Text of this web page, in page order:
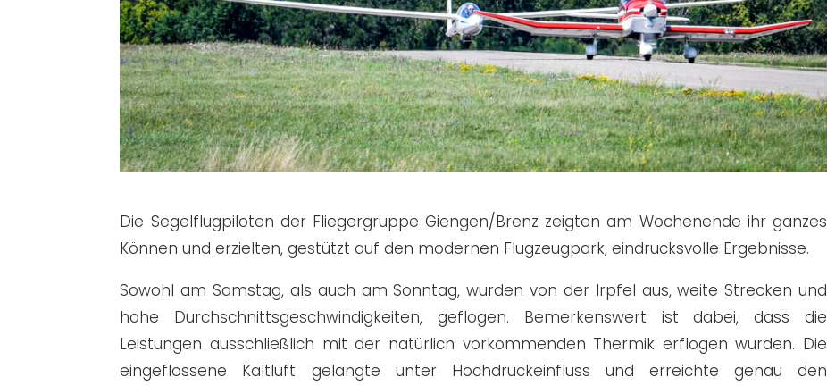
Die Segelflugpiloten der Fliegergruppe Giengen/Brenz zeigten am Wochenende ihr ganzes
Können und erzielten, gestützt auf den modernen Flugzeugpark, eindrucksvolle Ergebnisse.
Sowohl am Samstag, als auch am Sonntag, wurden von der Irpfel aus, weite Strecken und
hohe Durchschnittsgeschwindigkeiten, geflogen. Bemerkenswert ist dabei, dass die
Leistungen ausschließlich mit der natürlich vorkommenden Thermik erflogen wurden. Die
eingeflossene Kaltluft gelangte unter Hochdruckeinfluss und erreichte genau den